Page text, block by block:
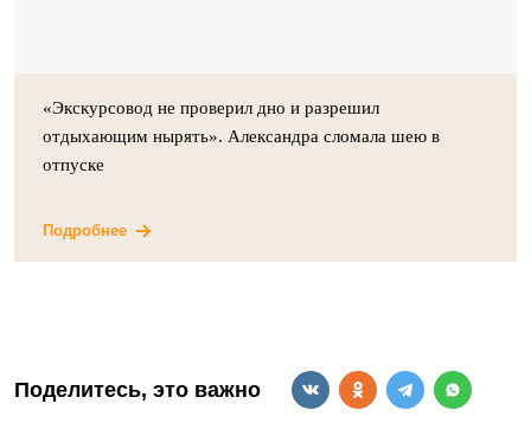
«Экскурсовод не проверил дно и разрешил
отдыхающим нырять». Александра сломала шею в
отпуске
Подробнее
Поделитесь, это важно